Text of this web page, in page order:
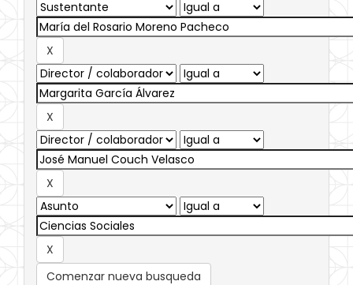
Comenzar nueva busqueda